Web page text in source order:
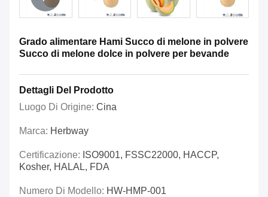
Grado alimentare Hami Succo di melone in polvere
Succo di melone dolce in polvere per bevande
Dettagli Del Prodotto
Luogo Di Origine: Cina
Marca: Herbway
Certificazione: ISO9001, FSSC22000, HACCP,
Kosher, HALAL, FDA
Numero Di Modello: HW-HMP-001